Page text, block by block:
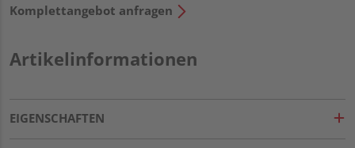
Komplettangebot anfragen
Artikelinformationen
EIGENSCHAFTEN